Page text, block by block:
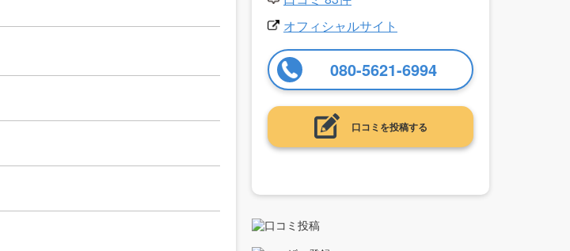
オフィシャルサイト
080-5621-6994
口コミを投稿する